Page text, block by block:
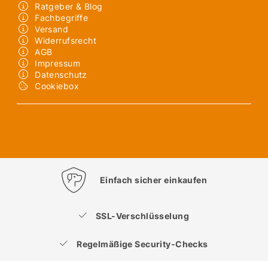
Ratgeber & Blog
Fachbegriffe
Versand
Widerrufsrecht
AGB
Impressum
Datenschutz
Cookiebox
Einfach sicher einkaufen
SSL-Verschlüsselung
Regelmäßige Security-Checks